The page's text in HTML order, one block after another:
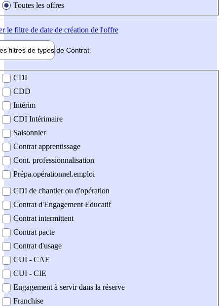
Toutes les offres
le filtre de date de création de l'offre
filtres de types de Contrat
contrat
CDI
CDD
Intérim
CDI Intérimaire
Saisonnier
Contrat apprentissage
Cont. professionnalisation
Prépa.opérationnel.emploi
CDI de chantier ou d'opération
Contrat d'Engagement Educatif
Contrat intermittent
Contrat pacte
Contrat d'usage
CUI - CAE
CUI - CIE
Engagement à servir dans la réserve
Franchise